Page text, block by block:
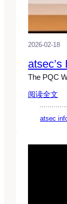
2026-02-18
The PQC
阅读全文
atsec